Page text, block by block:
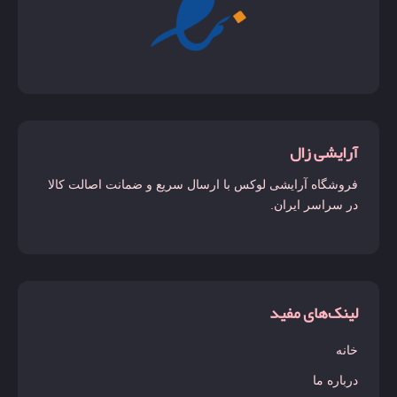
آرایشی زال
فروشگاه آرایشی لوکس با ارسال سریع و ضمانت اصالت کالا
در سراسر ایران.
لینک‌های مفید
خانه
درباره ما